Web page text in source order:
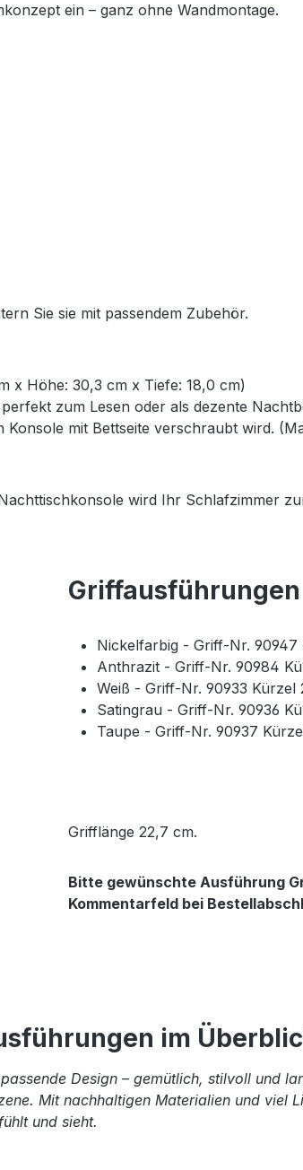
ein – ganz ohne Wandmontage.
Sie sie mit passendem Zubehör.
x Höhe: 30,3 cm x Tiefe: 18,0 cm)
zum Lesen oder als dezente
mit Bettseite verschraubt wird.
wird Ihr Schlafzimmer
Nickelfarbig - Griff-Nr. 90947
Anthrazit - Griff-Nr. 90984
Weiß - Griff-Nr. 90933 Kürzel
Satingrau - Griff-Nr. 90936
Taupe - Griff-Nr. 90937
Grifflänge 22,7 cm.
Bitte gewünschte Ausführung
Kommentarfeld bei
im
Design – gemütlich, stilvoll und
Mit nachhaltigen Materialien und viel
und sieht.